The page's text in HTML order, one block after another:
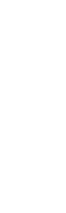
Diduga Ilegal